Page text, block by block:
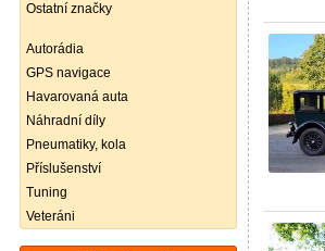
Ostatní značky
Autorádia
GPS navigace
Havarovaná auta
Náhradní díly
Pneumatiky, kola
Příslušenství
Tuning
Veteráni